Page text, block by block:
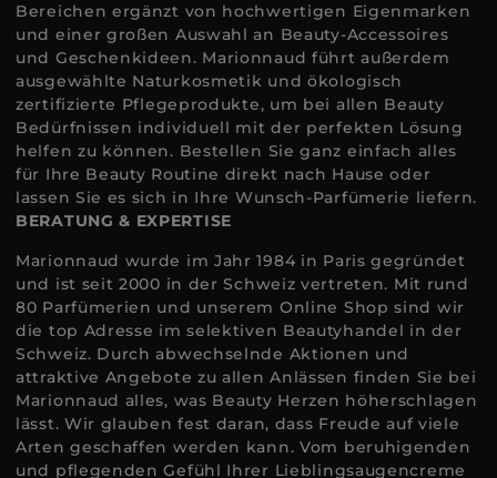
Bereichen ergänzt von hochwertigen Eigenmarken
und einer großen Auswahl an Beauty-Accessoires
und Geschenkideen. Marionnaud führt außerdem
ausgewählte Naturkosmetik und ökologisch
zertifizierte Pflegeprodukte, um bei allen Beauty
Bedürfnissen individuell mit der perfekten Lösung
helfen zu können. Bestellen Sie ganz einfach alles
für Ihre Beauty Routine direkt nach Hause oder
lassen Sie es sich in Ihre Wunsch-Parfümerie liefern.
BERATUNG & EXPERTISE
Marionnaud wurde im Jahr 1984 in Paris gegründet
und ist seit 2000 in der Schweiz vertreten. Mit rund
80 Parfümerien und unserem Online Shop sind wir
die top Adresse im selektiven Beautyhandel in der
Schweiz. Durch abwechselnde Aktionen und
attraktive Angebote zu allen Anlässen finden Sie bei
Marionnaud alles, was Beauty Herzen höherschlagen
lässt. Wir glauben fest daran, dass Freude auf viele
Arten geschaffen werden kann. Vom beruhigenden
und pflegenden Gefühl Ihrer Lieblingsaugencreme